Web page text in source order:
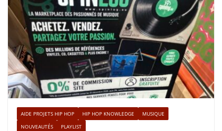
AIDE PROJETS HIP HOP HIP HOP KNOWLEDGE
MUSIQUE
NOUVEAUTÉS
PLAYLIST